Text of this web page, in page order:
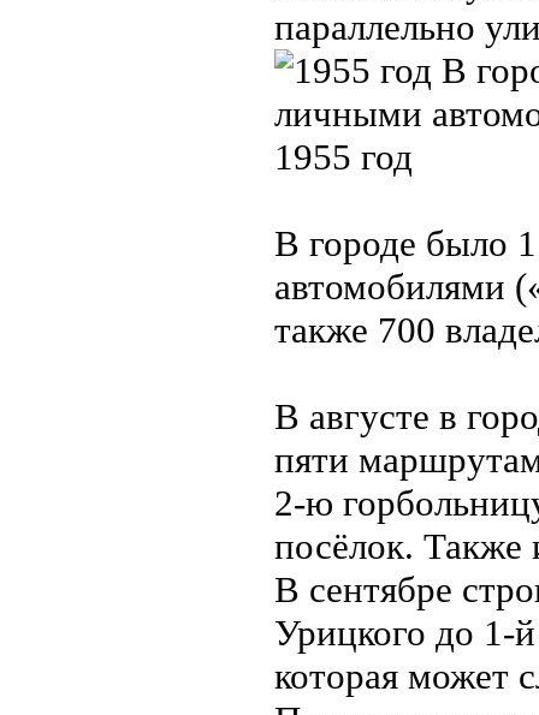
параллельно
1955 год
В городе было
автомобилями
также 700
В августе в
пяти
2-ю
посёлок. Также
В сентябре
Урицкого до 1-
которая может